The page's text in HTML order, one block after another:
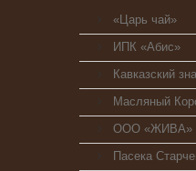
«Царь чай»
ИПК «Абис»
Кавказский
Масляный
ООО «ЖИВА»
Пасека